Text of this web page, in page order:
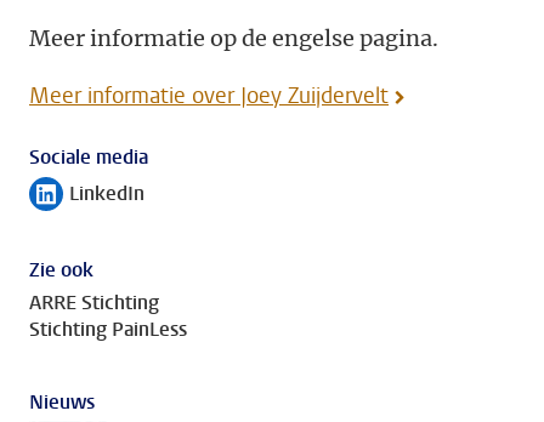
Meer informatie op de engelse pagina.
Meer informatie over Joey Zuijdervelt
Sociale media
Volg ons op
LinkedIn
Zie ook
ARRE Stichting
Stichting PainLess
Nieuws